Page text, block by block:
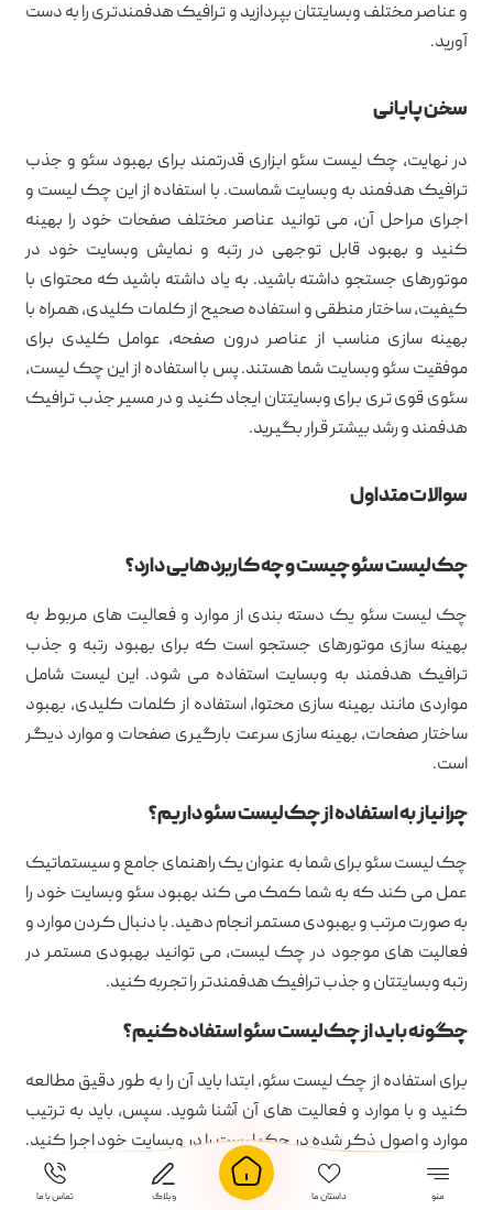
و عناصر مختلف وبسایتتان بپردازید و ترافیک هدفمندتری را به دست
آورید.
سخن پایانی
در نهایت، چک لیست سئو ابزاری قدرتمند برای بهبود سئو و جذب
ترافیک هدفمند به وبسایت شماست. با استفاده از این چک لیست و
اجرای مراحل آن، می توانید عناصر مختلف صفحات خود را بهینه
کنید و بهبود قابل توجهی در رتبه و نمایش وبسایت خود در
موتورهای جستجو داشته باشید. به یاد داشته باشید که محتوای با
کیفیت، ساختار منطقی و استفاده صحیح از کلمات کلیدی، همراه با
بهینه سازی مناسب از عناصر درون صفحه، عوامل کلیدی برای
موفقیت سئو وبسایت شما هستند. پس با استفاده از این چک لیست،
سئوی قوی تری برای وبسایتتان ایجاد کنید و در مسیر جذب ترافیک
هدفمند و رشد بیشتر قرار بگیرید.
سوالات متداول
چک لیست سئو چیست و چه کاربردهایی دارد؟
چک لیست سئو یک دسته بندی از موارد و فعالیت های مربوط به
بهینه سازی موتورهای جستجو است که برای بهبود رتبه و جذب
ترافیک هدفمند به وبسایت استفاده می شود. این لیست شامل
مواردی مانند بهینه سازی محتوا، استفاده از کلمات کلیدی، بهبود
ساختار صفحات، بهینه سازی سرعت بارگیری صفحات و موارد دیگر
است.
چرا نیاز به استفاده از چک لیست سئو داریم؟
چک لیست سئو برای شما به عنوان یک راهنمای جامع و سیستماتیک
عمل می کند که به شما کمک می کند بهبود سئو وبسایت خود را
به صورت مرتب و بهبودی مستمر انجام دهید. با دنبال کردن موارد و
فعالیت های موجود در چک لیست، می توانید بهبودی مستمر در
رتبه وبسایتتان و جذب ترافیک هدفمندتر را تجربه کنید.
چگونه باید از چک لیست سئو استفاده کنیم؟
برای استفاده از چک لیست سئو، ابتدا باید آن را به طور دقیق مطالعه
کنید و با موارد و فعالیت های آن آشنا شوید. سپس، باید به ترتیب
موارد و اصول ذکر شده در چک لیست را در وبسایت خود اجرا کنید.
بهبود سئو و رتبه وبسایت نیاز به توجه و دقت بالا دارد و استفاده از
چک لیست سئو می تواند به شما در این مسیر کمک کند.
منو داستان ما وبلاگ تماس با ما